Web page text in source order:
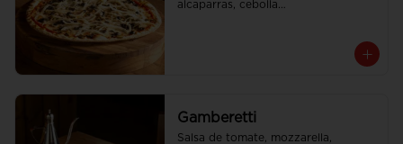
alcaparras, cebolla
Gamberetti
Salsa de tomate, mozzarella,